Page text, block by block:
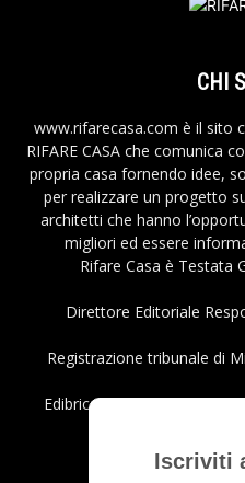
Iscriviti
CHI
www.rifarecasa.com è il sito
RIFARE CASA che comunica
propria casa fornendo idee,
per realizzare un progetto
architetti che hanno
migliori ed essere
Rifare Casa è Testata
Direttore Editoriale
Registrazione tribunale di
Edibrico srl - Viale Emilio